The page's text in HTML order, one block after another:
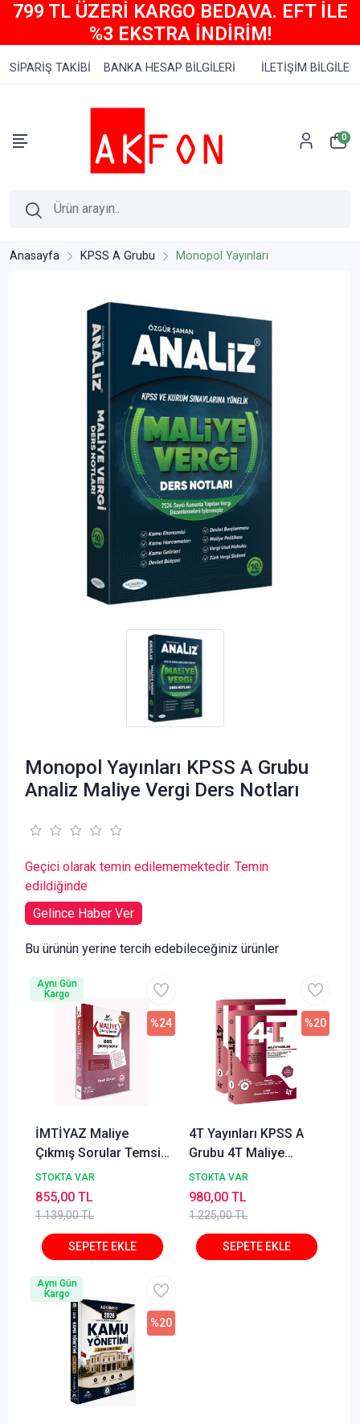
799 TL ÜZERİ KARGO BEDAVA. EFT İLE
%3 EKSTRA İNDİRİM!
SİPARİŞ TAKİBİ BANKA HESAP BİLGİLERİ İLETİŞİM BİLGİLERİ
0
Anasayfa KPSS A Grubu Monopol Yayınları
Monopol Yayınları KPSS A Grubu
Analiz Maliye Vergi Ders Notları
Geçici olarak temin edilememektedir. Temin
edildiğinde
Gelince Haber Ver
Bu ürünün yerine tercih edebileceğiniz ürünler
İMTİYAZ Maliye
Çıkmış Sorular Temsil
Kitap 2025
STOKTA VAR
1.139,00 TL
%24
855,00 TL
Aynı Gün
Kargo
4T Yayınları KPSS A
Grubu 4T Maliye
Soruları Soru Bankası
20. Baskı - Arda Hakan
Öğretir 4T Yayınları
STOKTA VAR
1.225,00 TL
%20
980,00 TL
%20
Aynı Gün
Kargo